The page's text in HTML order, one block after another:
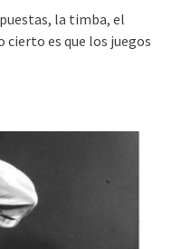
la timba, el
es que los juegos